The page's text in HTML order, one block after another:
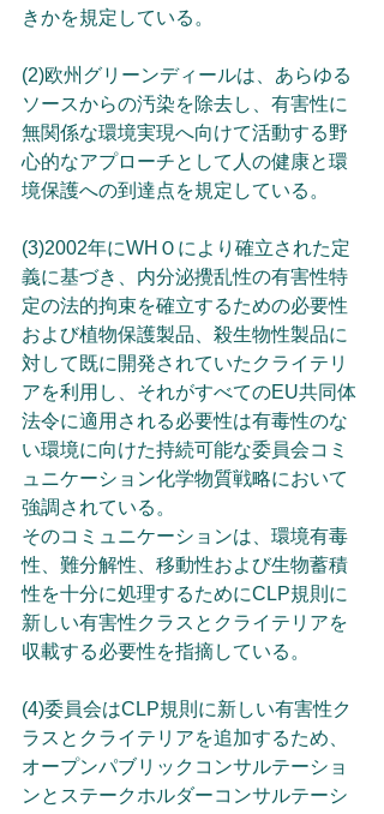
きかを規定している。
(2)欧州グリーンディールは、あらゆる
ソースからの汚染を除去し、有害性に
無関係な環境実現へ向けて活動する野
心的なアプローチとして人の健康と環
境保護への到達点を規定している。
(3)2002年にWHＯにより確立された定
義に基づき、内分泌攪乱性の有害性特
定の法的拘束を確立するための必要性
および植物保護製品、殺生物性製品に
対して既に開発されていたクライテリ
アを利用し、それがすべてのEU共同体
法令に適用される必要性は有毒性のな
い環境に向けた持続可能な委員会コミ
ュニケーション化学物質戦略において
強調されている。
そのコミュニケーションは、環境有毒
性、難分解性、移動性および生物蓄積
性を十分に処理するためにCLP規則に
新しい有害性クラスとクライテリアを
収載する必要性を指摘している。
(4)委員会はCLP規則に新しい有害性ク
ラスとクライテリアを追加するため、
オープンパブリックコンサルテーショ
ンとステークホルダーコンサルテーシ